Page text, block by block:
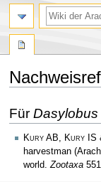
Navigation
springen
Suche
springen
Für Dasylobus
Kury AB, Kury IS
harvestman
world.Zootaxa